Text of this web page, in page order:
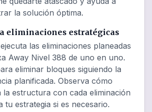
la solución óptima.
eliminaciones estratégicas
las eliminaciones planeadas
Away Nivel 388 de uno en uno.
eliminar bloques siguiendo la
planificada. Observa cómo
la estructura con cada eliminación
tu estrategia si es necesario.